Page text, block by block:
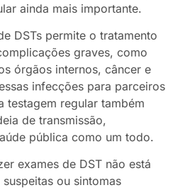
ainda mais importante.
DSTs permite o tratamento
graves, como
órgãos internos, câncer e
infecções para parceiros
testagem regular também
de transmissão,
pública como um todo.
exames de DST não está
ou sintomas